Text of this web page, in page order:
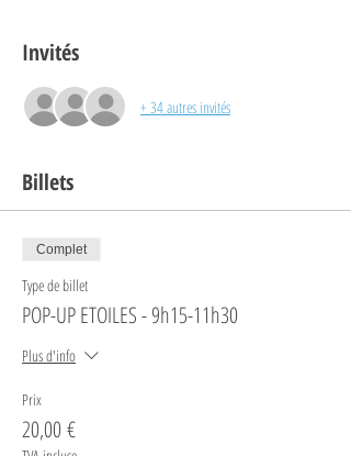
Invités
+ 34 autres invités
Billets
Complet
Type de billet
POP-UP ETOILES - 9h15-11h30
Plus d'info
Prix
20,00 €